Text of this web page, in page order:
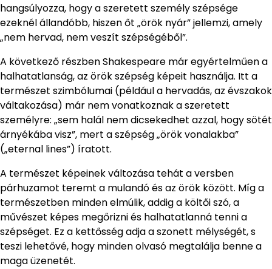
hangsúlyozza, hogy a szeretett személy szépsége
ezeknél állandóbb, hiszen őt „örök nyár” jellemzi, amely
„nem hervad, nem veszít szépségéből”.
A következő részben Shakespeare már egyértelműen a
halhatatlanság, az örök szépség képeit használja. Itt a
természet szimbólumai (például a hervadás, az évszakok
váltakozása) már nem vonatkoznak a szeretett
személyre: „sem halál nem dicsekedhet azzal, hogy sötét
árnyékába visz”, mert a szépség „örök vonalakba”
(„eternal lines”) íratott.
A természet képeinek változása tehát a versben
párhuzamot teremt a mulandó és az örök között. Míg a
természetben minden elmúlik, addig a költői szó, a
művészet képes megőrizni és halhatatlanná tenni a
szépséget. Ez a kettősség adja a szonett mélységét, s
teszi lehetővé, hogy minden olvasó megtalálja benne a
maga üzenetét.